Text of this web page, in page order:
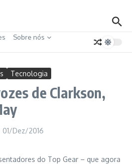
Sobre nós
Tecnologia
de Clarkson,
01/Dez/2016
do Top Gear – que agora